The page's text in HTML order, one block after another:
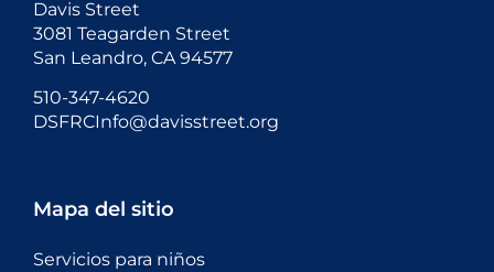
Davis Street
3081 Teagarden Street
San Leandro, CA 94577
510-347-4620
DSFRCInfo@davisstreet.org
Mapa del sitio
Servicios para niños